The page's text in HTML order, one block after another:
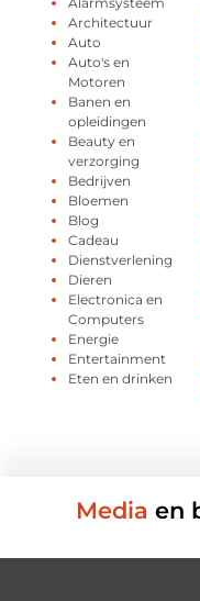
Architectuur
Auto
Auto's en
Motoren
Banen en
opleidingen
Beauty en
verzorging
Bedrijven
Bloemen
Blog
Cadeau
Dienstverlening
Dieren
Electronica en
Computers
Energie
Entertainment
Eten en drinken
Media en